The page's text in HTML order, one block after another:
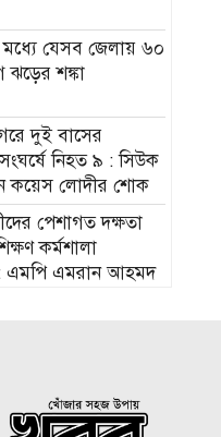
মধ্যে যেসব জেলায় ৬০
ঝড়ের শঙ্কা
দুই বাসের
নিহত ৯ : সিউক
কয়েস লোদীর শোক
পেশাগত দক্ষতা
কর্মশালা
এমপি এমরান আহমদ
আরও ৩ শিশুর